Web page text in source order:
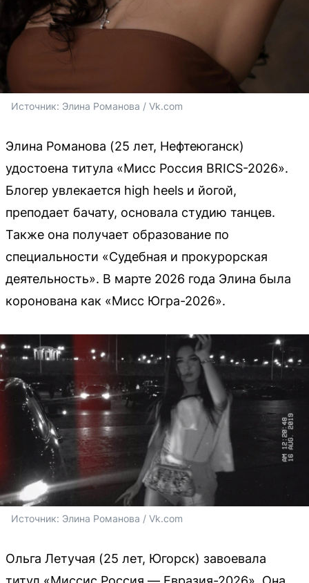
Источник: Элина Романова / Vk.com
Элина Романова (25 лет, Нефтеюганск)
удостоена титула «Мисс Россия BRICS-2026».
Блогер увлекается high heels и йогой,
преподает бачату, основала студию танцев.
Также она получает образование по
специальности «Судебная и прокурорская
деятельность». В марте 2026 года Элина была
коронована как «Мисс Югра-2026».
Источник: Элина Романова / Vk.com
Ольга Летучая (25 лет, Югорск) завоевала